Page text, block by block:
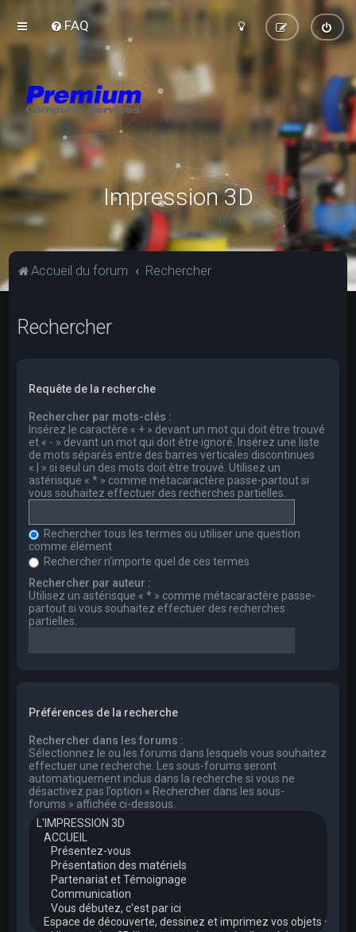
FAQ
Impression 3D
Accueil du forum Rechercher
Rechercher
Requête de la recherche
Rechercher par mots-clés :
Insérez le caractère « + » devant un mot qui doit être trouvé
et « - » devant un mot qui doit être ignoré. Insérez une liste
de mots séparés entre des barres verticales discontinues
« | » si seul un des mots doit être trouvé. Utilisez un
astérisque « * » comme métacaractère passe-partout si
vous souhaitez effectuer des recherches partielles.
Rechercher tous les termes ou utiliser une question
comme élément
Rechercher n’importe quel de ces termes
Rechercher par auteur :
Utilisez un astérisque « * » comme métacaractère passe-
partout si vous souhaitez effectuer des recherches
partielles.
Préférences de la recherche
Rechercher dans les forums :
Sélectionnez le ou les forums dans lesquels vous souhaitez
effectuer une recherche. Les sous-forums seront
automatiquement inclus dans la recherche si vous ne
désactivez pas l’option « Rechercher dans les sous-
forums » affichée ci-dessous.